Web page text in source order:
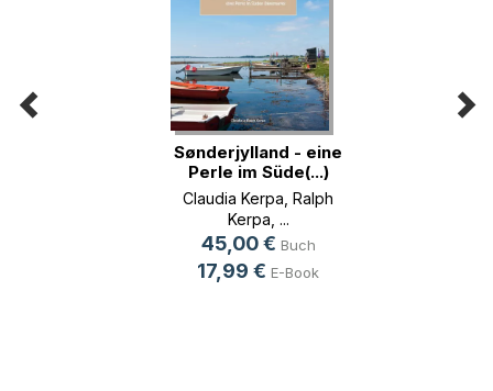
Sønderjylland - eine
Perle im Süde(...)
Claudia Kerpa Ralph
Kerpa , ...
45,00 € Buch
17,99 € E-Book